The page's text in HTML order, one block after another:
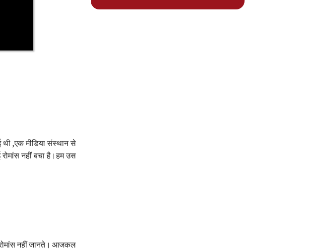
थी ,एक मीडिया संस्थान से
रोमांस नहीं बचा है।हम उस
रोमांस नहीं जानते। आजकल